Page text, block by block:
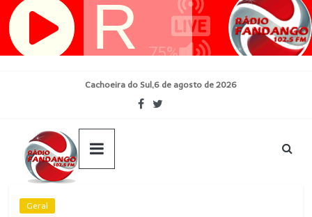
Pular
para
Cachoeira do Sul,6 de agosto de 2026
Geral